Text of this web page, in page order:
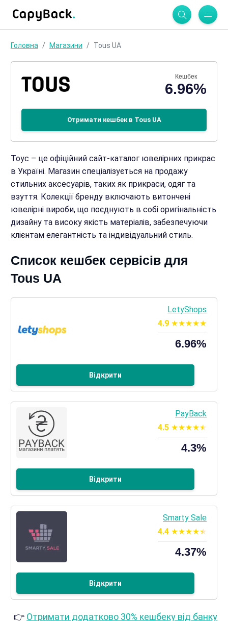
Головна Магазини Tous UA
Кешбек
6.96%
Отримати кешбек в Tous UA
Тоус – це офіційний сайт-каталог ювелірних прикрас
в Україні. Магазин спеціалізується на продажу
стильних аксесуарів, таких як прикраси, одяг та
взуття. Колекції бренду включають витончені
ювелірні вироби, що поєднують в собі оригінальність
дизайну та високу якість матеріалів, забезпечуючи
клієнтам елегантність та індивідуальний стиль.
Список кешбек сервісів для
Tous UA
LetyShops
4.9
6.96%
Відкрити
PayBack
4.5
4.3%
Відкрити
Smarty Sale
4.4
4.37%
Відкрити
👉 Отримати додатково 30% кешбеку від банку